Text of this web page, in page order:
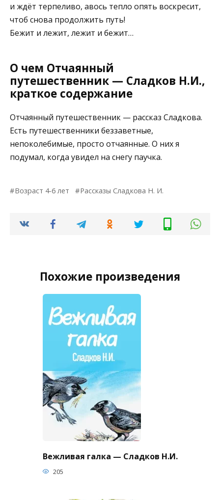
и ждёт терпеливо, авось тепло опять воскресит,
чтоб снова продолжить путь!
Бежит и лежит, лежит и бежит…
О чем Отчаянный
путешественник — Сладков Н.И.,
краткое содержание
Отчаянный путешественник — рассказ Сладкова.
Есть путешественники беззаветные,
непоколебимые, просто отчаянные. О них я
подумал, когда увидел на снегу паучка.
Возраст 4-6 лет Рассказы Сладкова Н. И.
Похожие произведения
Вежливая галка — Сладков Н.И.
205